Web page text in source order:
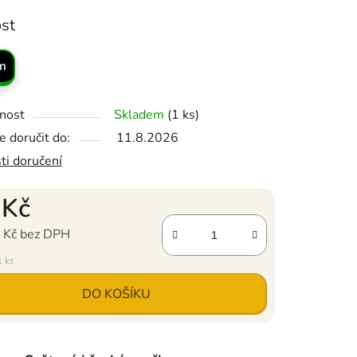
Skladem (1 ks)
doručit do:
11.8.2026
doručení
bez DPH
ks
DO KOŠÍKU